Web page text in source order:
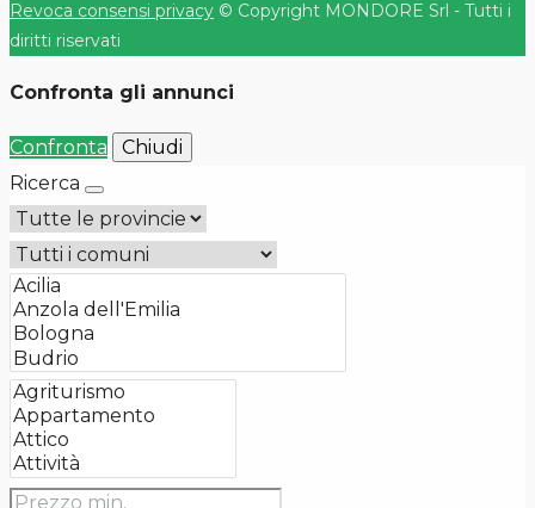
Revoca consensi privacy © Copyright MONDORE Srl - Tutti i
diritti riservati
Confronta gli annunci
Confronta
Chiudi
Ricerca